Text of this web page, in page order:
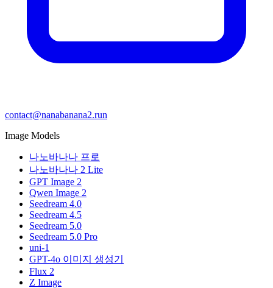
contact@nanabanana2.run
Image Models
나노바나나 프로
나노바나나 2 Lite
GPT Image 2
Qwen Image 2
Seedream 4.0
Seedream 4.5
Seedream 5.0
Seedream 5.0 Pro
uni-1
GPT-4o 이미지 생성기
Flux 2
Z Image